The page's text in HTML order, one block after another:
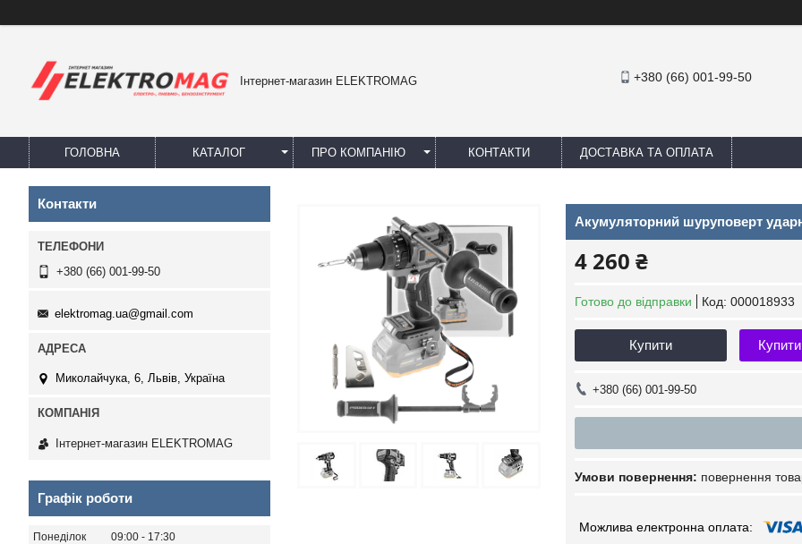
Інтернет-магазин ELEKTROMAG +380 (66) 001-99-50
ГОЛОВНА КАТАЛОГ ПРО КОМПАНІЮ КОНТАКТИ ДОСТАВКА ТА ОПЛАТА
Акумуляторний шуруповерт
4 260 ₴
Готово до відправки Код: 000018933
Купити
+380 (66) 001-99-50
повернення
Контакти
+380 (66) 001-99-50
elektromag.ua@gmail.com
Миколайчука, 6, Львів, Україна
Інтернет-магазин ELEKTROMAG
Графік роботи
Понеділок 09:00
17:30